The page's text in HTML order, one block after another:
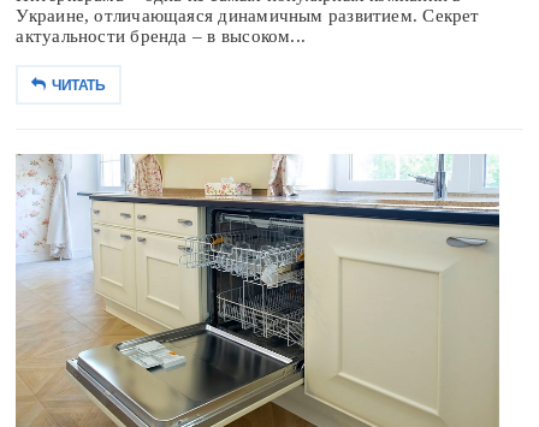
Украине, отличающаяся динамичным развитием. Секрет
актуальности бренда – в высоком...
ЧИТАТЬ